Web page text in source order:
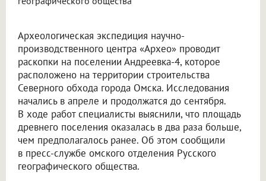
Археологическая экспедиция научно-
производственного центра «Архео» проводит
раскопки на поселении Андреевка-4, которое
расположено на территории строительства
Северного обхода города Омска. Исследования
начались в апреле и продолжатся до сентября.
В ходе работ специалисты выяснили, что площадь
древнего поселения оказалась в два раза больше,
чем предполагалось ранее. Об этом сообщили
в пресс-службе омского отделения Русского
географического общества.